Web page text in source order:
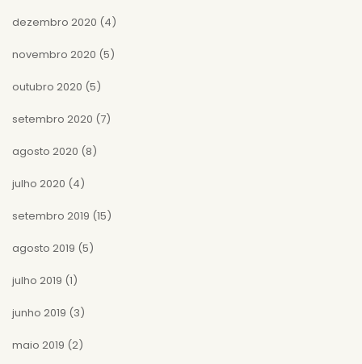
dezembro 2020 (4)
novembro 2020 (5)
outubro 2020 (5)
setembro 2020 (7)
agosto 2020 (8)
julho 2020 (4)
setembro 2019 (15)
agosto 2019 (5)
julho 2019 (1)
junho 2019 (3)
maio 2019 (2)